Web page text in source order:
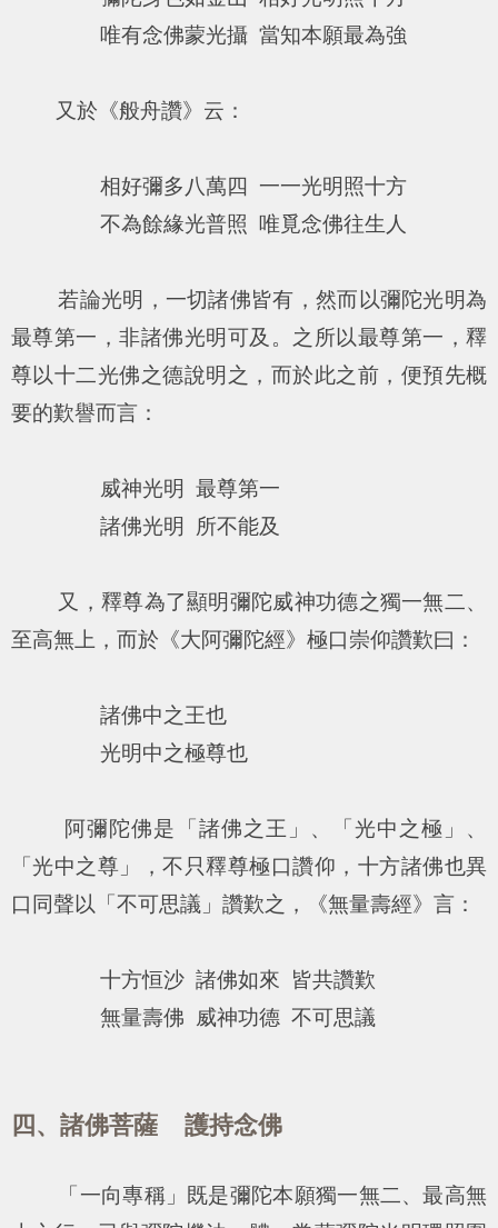
唯有念佛蒙光攝 當知本願最為強
又於《般舟讚》云：
相好彌多八萬四 一一光明照十方
不為餘緣光普照 唯覓念佛往生人
若論光明，一切諸佛皆有，然而以彌陀光明為
最尊第一，非諸佛光明可及。之所以最尊第一，釋
尊以十二光佛之德說明之，而於此之前，便預先概
要的歎譽而言：
威神光明 最尊第一
諸佛光明 所不能及
又，釋尊為了顯明彌陀威神功德之獨一無二、
至高無上，而於《大阿彌陀經》極口崇仰讚歎曰：
諸佛中之王也
光明中之極尊也
阿彌陀佛是「諸佛之王」、「光中之極」、
「光中之尊」，不只釋尊極口讚仰，十方諸佛也異
口同聲以「不可思議」讚歎之，《無量壽經》言：
十方恒沙 諸佛如來 皆共讚歎
無量壽佛 威神功德 不可思議
四、諸佛菩薩 護持念佛
「一向專稱」既是彌陀本願獨一無二、最高無